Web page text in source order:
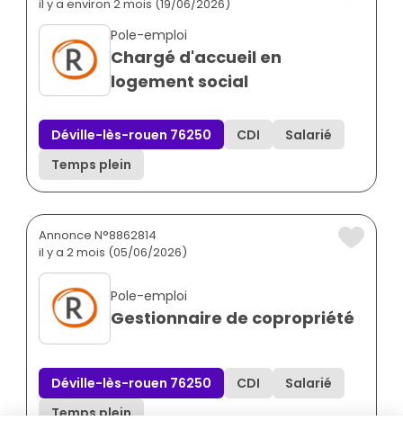
il y a environ 2 mois (19/06/2026)
Pole-emploi
Chargé d'accueil en
logement social
Déville-lès-rouen 76250 CDI
Salarié
Temps plein
Annonce N°8862814
il y a 2 mois (05/06/2026)
Pole-emploi
Gestionnaire de copropriété
Déville-lès-rouen 76250 CDI
Salarié
Temps plein